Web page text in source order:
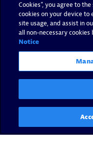
Cookies”, you agree to
cookies on your device to
site usage, and assist in
all non-necessary cookies
Notice